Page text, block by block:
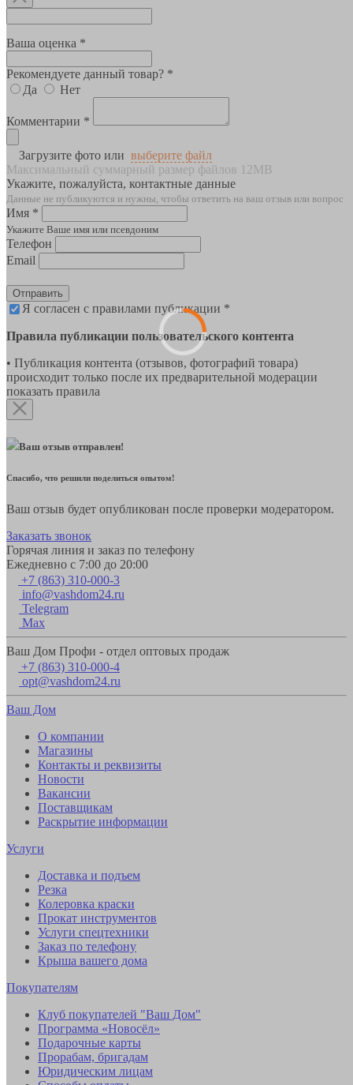
Ваша оценка *
Рекомендуете данный товар? *
Да
Нет
Комментарии *
Загрузите фото или выберите файл
Максимальный суммарный размер файлов 12MB
Укажите, пожалуйста, контактные данные
Данные не публикуются и нужны, чтобы ответить на ваш отзыв или вопрос
Имя *
Укажите Ваше имя или псевдоним
Телефон
Email
Отправить
Я согласен с правилами публикации *
Правила публикации пользовательского контента
• Публикация контента (отзывов, фотографий товара)
происходит только после их предварительной модерации
показать правила
Ваш отзыв отправлен!
Спасибо, что решили поделиться опытом!
Ваш отзыв будет опубликован после проверки модератором.
Заказать звонок
Горячая линия и заказ по телефону
Ежедневно с 7:00 до 20:00
+7 (863) 310-000-3
info@vashdom24.ru
Telegram
Max
Ваш Дом Профи - отдел оптовых продаж
+7 (863) 310-000-4
opt@vashdom24.ru
Ваш Дом
О компании
Магазины
Контакты и реквизиты
Новости
Вакансии
Поставщикам
Раскрытие информации
Услуги
Доставка и подъем
Резка
Колеровка краски
Прокат инструментов
Услуги спецтехники
Заказ по телефону
Крыша вашего дома
Покупателям
Клуб покупателей "Ваш Дом"
Программа «Новосёл»
Подарочные карты
Прорабам, бригадам
Юридическим лицам